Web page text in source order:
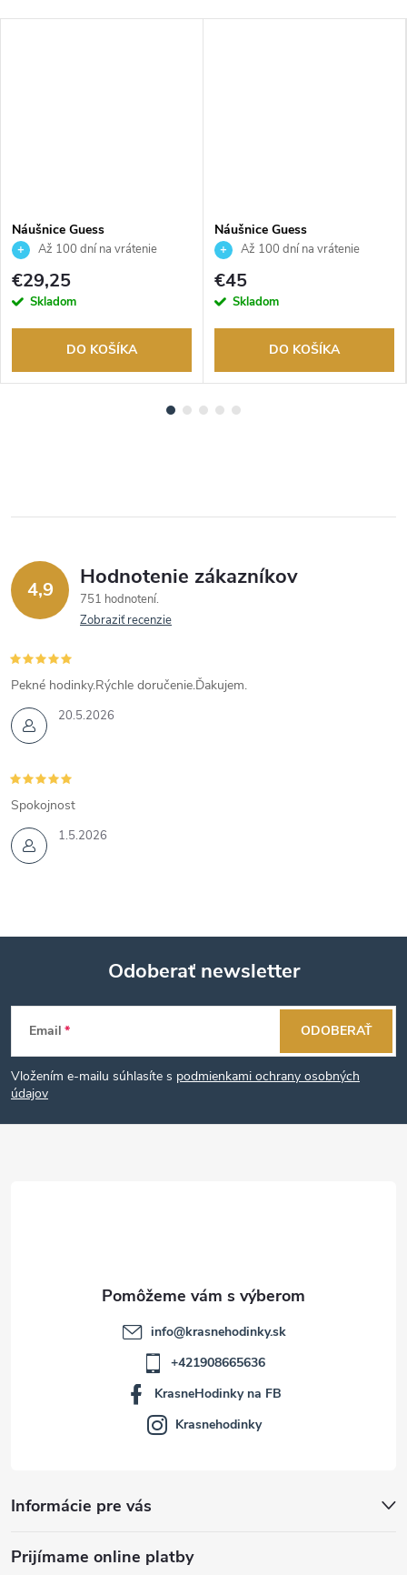
Náušnice Guess
JUBE02174JWRHT
Až 100 dní na vrátenie
tovaru. Autorizovaný predajca.
€29,25
Skladom
DO KOŠÍKA
Náušnice Guess
JUBE05021JWRHT
Až 100 dní na vrátenie
tovaru. Autorizovaný predajca.
€45
Skladom
DO KOŠÍKA
4,9 Hodnotenie zákazníkov
751 hodnotení
Zobraziť recenzie
20.5.2026
Pekné hodinky.Rýchle doručenie.Ďakujem.
1.5.2026
Spokojnost
Z
á
p
Odoberať newsletter
Email
Vložením e-mailu súhlasíte s podmienkami ochrany osobných
údajov
ODOBERAŤ
Informácie pre vás
Prijímame online platby
info@krasnehodinky.sk
+421908665636
KrasneHodinky na FB
Krasnehodinky